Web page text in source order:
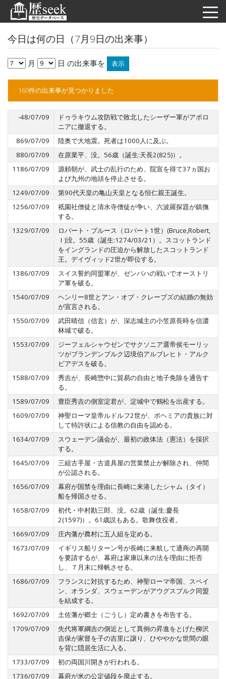
今日は何の日（7月9日の出来事）
月 日 の出来事を 表示
160件の出来事が見つかりました
-48/07/09
ドゥラキウム攻防戦で敗北したシーザー軍がアポロ
ニアに撤退する。
869/07/09
陸奥で大地震。死者は1000人に及ぶ。
880/07/09
在原業平、没。56歳（誕生:天長2(825)）。
1186/07/09
源頼朝が、武士の乱行のため、院宣を得て37ヵ国お
よび九州の地頭を停止させる。
1249/07/09
第90代天皇の亀山天皇となる恒仁親王誕生。
1256/07/09
祇園社僧徒と清水寺僧徒が争い、六波羅探題が鎮撫
する。
1329/07/09
ロバート・ブルース（ロバート1世）(Bruce,Robert,
Ｉ)没。55歳（誕生:1274/03/21）。スコットランド
をイングランドの圧迫から解放したスコットランド
王。デイヴィッド2世が即位する。
1386/07/09
スイス誓約同盟軍が、ゼンバハの戦いでオーストリ
ア軍を破る。
1540/07/09
ヘンリー8世とアン・オブ・クレーブズの結婚の無効
が宣言される。
1550/07/09
武田晴信（信玄）が、深志城主の小笠原長時を信濃
林城で破る。
1553/07/09
ジーフェルシャウゼンでサクソニア選帝侯モーリッ
ツがブランデンブルク辺境伯アルブレヒト・アルク
ビアデスを破る。
1588/07/09
秀吉が、長崎惣中に貿易の自由と地子免除を通告す
る。
1589/07/09
豊臣秀吉の側室淀君が、淀城中で鶴松を出産する。
1609/07/09
神聖ローマ皇帝ルドルフ2世が、ボヘミアの貴族に対
して特許状による信教の自由を認める。
1634/07/09
スウェーデン議会が、最初の政体法（憲法）を採択
する。
1645/07/09
三組古手屋・古道具屋の営業禁止が解除され、仲間
が公認される。
1656/07/09
幕府が国禁を理由に長崎に来港したシャム（タイ）
船を帰国させる。
1658/07/09
初代・中村勘三郎、没。62歳（誕生:慶長
2(1597)）。61歳説もある。歌舞伎役者。
1669/07/09
庄内藩が農村に五人組を定める。
1673/07/09
イギリス船リターン号が長崎に来航して通商の再開
を要請するが、幕府は家康以来の法を理由に拒否
し、７月末に帰帆させる。
1686/07/09
フランスに対抗するため、神聖ローマ帝国、スペイ
ン、オランダ、スウェーデンがアウグスブルク同盟
を結成する。
1692/07/09
土佐藩が郷士（ごうし）定め書きを布告する。
1709/07/09
先代将軍綱吉の側近として異例の昇進をとげた柳沢
吉保が家督を子の吉里に譲り、ひややかな世間の眼
を背に隠居生活に入る。
1733/07/09
初の両国川開きが行われる。
1736/07/09
幕府が米の公定値段を廃止する。